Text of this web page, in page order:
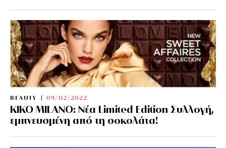
BEAUTY 09/02/2022
KIKO MILANO: Νέα Limited Edition Συλλογή,
εμπνευσμένη από τη σοκολάτα!